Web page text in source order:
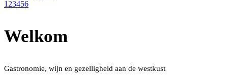
1 23456
Welkom
Gastronomie, wijn en gezelligheid aan de westkust